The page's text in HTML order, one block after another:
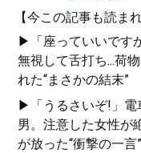
【今この記事も読ま
▶「座っていいです
無視して舌打ち...荷
れた“まさかの結末”
▶「うるさいぞ!」電
男。注意した女性が
が放った“衝撃の一言”